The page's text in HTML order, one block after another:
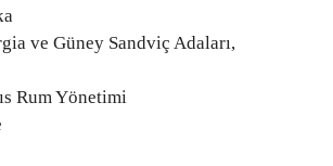
ve Güney Sandviç Adaları,
Rum Yönetimi